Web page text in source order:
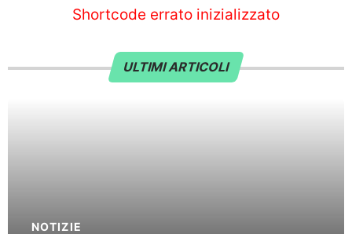
Shortcode errato inizializzato
ULTIMI ARTICOLI
NOTIZIE